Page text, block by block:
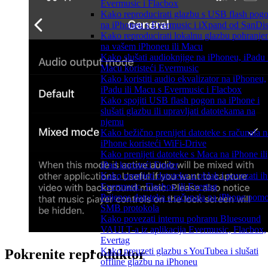
Evermusic i Flacbox
Kako reproducirati glazbu s USB flash
na iPhoneu s Evermusic i iXpand od
Kako reproducirati lokalnu glazbu
na vašem iPhoneu ili Macu
Kako slušati audioknjige na iPhoneu, iPadu
Macu koristeći Evermusic
Kako koristiti audio ekvalizator na iPhoneu,
iPadu ili Macu s Evermusic i Flacbox
Kako spojiti USB flash pogon na iPhone i
slušati glazbu ili upravljati datotekama na
njemu
Kako bežično prenijeti datoteke s računala
iPhone koristeći WiFi-Drive
Kako prenijeti datoteke s Maca na iPhone ili
iPad koristeći Finder
Kako prenijeti datoteke u oblak i povezati
Evermusic, Flacbox ili Evertag
Prijenos datoteka s računala na iPhone
SMB protokola
Kako povezati internu pohranu Bluesound
VAULT-a iz aplikacija Evermusic, Flacbox,
Evertag
Kako preuzeti glazbu s YouTubea i slušati
offline glazbu na iPhoneu
Pokrenite reproduktor